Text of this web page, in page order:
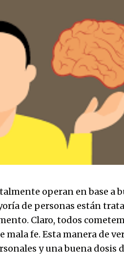
operan en base a
de personas están
Claro, todos
mala fe. Esta manera de
y una buena dosis